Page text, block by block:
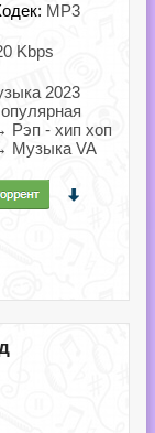
MP3
Kbps
2023
Рэп - хип хоп
Музыка VA